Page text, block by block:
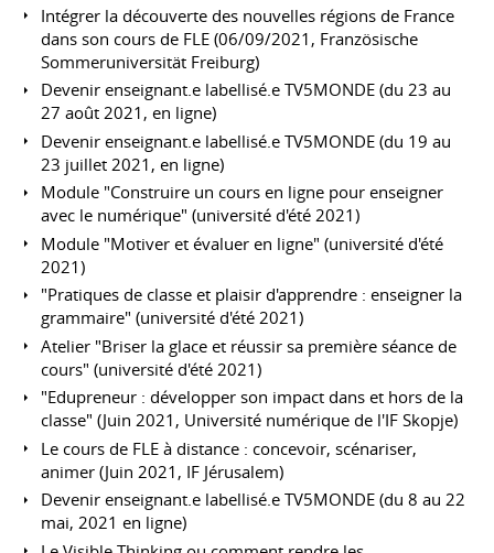
Intégrer la découverte des nouvelles régions de France
dans son cours de FLE (06/09/2021, Französische
Sommeruniversität Freiburg)
Devenir enseignant.e labellisé.e TV5MONDE (du 23 au
27 août 2021, en ligne)
Devenir enseignant.e labellisé.e TV5MONDE (du 19 au
23 juillet 2021, en ligne)
Module "Construire un cours en ligne pour enseigner
avec le numérique" (université d'été 2021)
Module "Motiver et évaluer en ligne" (université d'été
2021)
"Pratiques de classe et plaisir d'apprendre : enseigner la
grammaire" (université d'été 2021)
Atelier "Briser la glace et réussir sa première séance de
cours" (université d'été 2021)
"Edupreneur : développer son impact dans et hors de la
classe" (Juin 2021, Université numérique de l'IF Skopje)
Le cours de FLE à distance : concevoir, scénariser,
animer (Juin 2021, IF Jérusalem)
Devenir enseignant.e labellisé.e TV5MONDE (du 8 au 22
mai, 2021 en ligne)